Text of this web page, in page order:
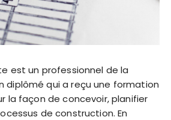
est un professionnel de la
diplômé qui a reçu une formation
la façon de concevoir, planifier
de construction. En